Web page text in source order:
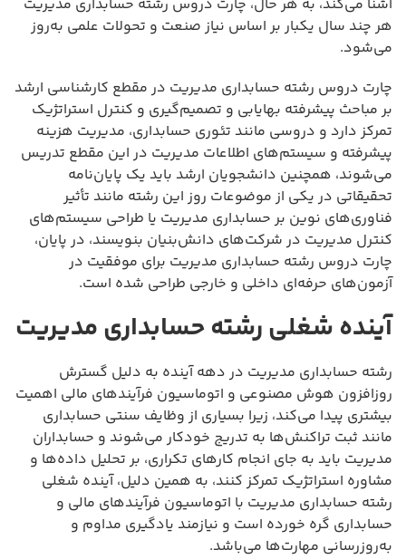
آشنا می‌کند، به هر حال، چارت دروس رشته حسابداری مدیریت
هر چند سال یکبار بر اساس نیاز صنعت و تحولات علمی به‌روز
می‌شود.
چارت دروس رشته حسابداری مدیریت در مقطع کارشناسی ارشد
بر مباحث پیشرفته بهایابی و تصمیم‌گیری و کنترل استراتژیک
تمرکز دارد و دروسی مانند تئوری حسابداری، مدیریت هزینه
پیشرفته و سیستم‌های اطلاعات مدیریت در این مقطع تدریس
می‌شوند، همچنین دانشجویان ارشد باید یک پایان‌نامه
تحقیقاتی در یکی از موضوعات روز این رشته مانند تأثیر
فناوری‌های نوین بر حسابداری مدیریت یا طراحی سیستم‌های
کنترل مدیریت در شرکت‌های دانش‌بنیان بنویسند، در پایان،
چارت دروس رشته حسابداری مدیریت برای موفقیت در
آزمون‌های حرفه‌ای داخلی و خارجی طراحی شده است.
آینده شغلی رشته حسابداری مدیریت
رشته حسابداری مدیریت در دهه آینده به دلیل گسترش
روزافزون هوش مصنوعی و اتوماسیون فرآیندهای مالی اهمیت
بیشتری پیدا می‌کند، زیرا بسیاری از وظایف سنتی حسابداری
مانند ثبت تراکنش‌ها به تدریج خودکار می‌شوند و حسابداران
مدیریت باید به جای انجام کارهای تکراری، بر تحلیل داده‌ها و
مشاوره استراتژیک تمرکز کنند، به همین دلیل، آینده شغلی
رشته حسابداری مدیریت با اتوماسیون فرآیندهای مالی و
حسابداری گره خورده است و نیازمند یادگیری مداوم و
به‌روزرسانی مهارت‌ها می‌باشد.